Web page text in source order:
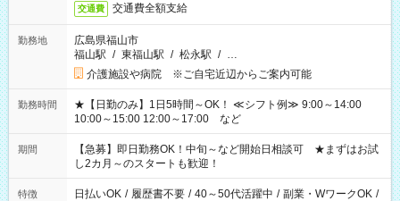
交通費 交通費全額支給
勤務地
広島県福山市
福山駅 / 東福山駅 / 松永駅 / …
介護施設や病院 ※ご自宅近辺からご案内可能
勤務時間
★【日勤のみ】1日5時間～OK！ ≪シフト例≫ 9:00～14:00
10:00～15:00 12:00～17:00 など
期間
【急募】即日勤務OK！中旬～など開始日相談可 ★まずはお試
し2カ月～のスタートも歓迎！
特徴 日払いOK / 履歴書不要 / 40～50代活躍中 / 副業・WワークOK /